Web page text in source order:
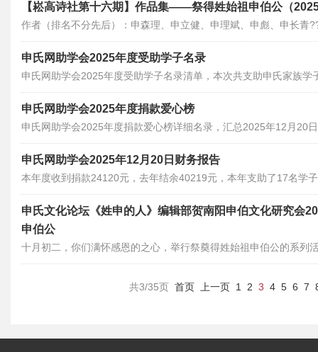
【崧高诗社第十六期】作品集——祭得姓始祖申伯公（
作者（排名不分先后）：申森理、申立健、申理斌、申彪、申长青
申氏网助学会2025年度受助学子名录
申氏网助学会2025年度受助学子名录清单，本次共支助申氏家族学
长，好好学习，考取功名，为家族添光，为国家富强而奉献力量。
申氏网助学会2025年度捐款爱心榜
申氏网助学会2025年度捐款爱心榜详细名录，汇总2025年12月20
申氏网助学会2025年12月20日财务报告
本年度收到捐款24120元，去年结余40219元，本年支助了17名学
47339元。
申氏文化论坛《姓申的人》编辑部贺南阳申伯文化研究会
申伯公
十月初二，你们满怀感恩的之心，举行祭奠得姓始祖申伯公的系列
穆，彰显了我们对先祖的敬仰与缅怀，也彰显了我们族群对文化传
共3/35页 首页 上一页 1 2 3 4 5 6 7